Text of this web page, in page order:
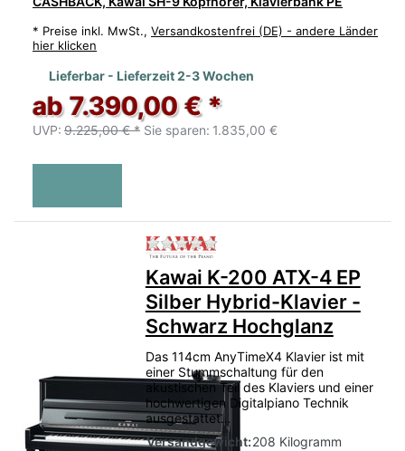
* Preise inkl. MwSt., Versandkostenfrei (DE) - andere Länder
hier klicken
Lieferbar - Lieferzeit 2-3 Wochen
ab 7.390,00 € *
UVP: 9.225,00 € * Sie sparen: 1.835,00 €
Zu diesem Produkt liegen
Kawai K-200 ATX-4 EP
Silber Hybrid-Klavier -
Schwarz Hochglanz
Das 114cm AnyTimeX4 Klavier ist mit
einer Stummschaltung für den
akustischen Teil des Klaviers und einer
hochwertigen Digitalpiano Technik
ausgestattet…
Versandgewicht:208 Kilogramm